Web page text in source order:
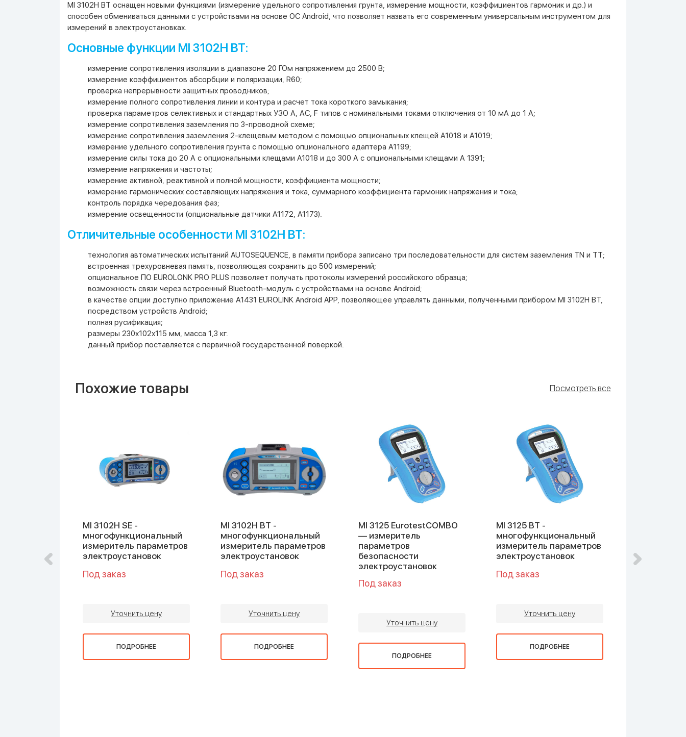
MI 3102H BT оснащен новыми функциями (измерение удельного сопротивления грунта, измерение мощности, коэффициентов гармоник и др.) и
способен обмениваться данными с устройствами на основе ОС Android, что позволяет назвать его современным универсальным инструментом для
измерений в электроустановках.
Основные функции MI 3102H BT:
измерение сопротивления изоляции в диапазоне 20 ГОм напряжением до 2500 В;
измерение коэффициентов абсорбции и поляризации, R60;
проверка непрерывности защитных проводников;
измерение полного сопротивления линии и контура и расчет тока короткого замыкания;
проверка параметров селективных и стандартных УЗО А, АС, F типов с номинальными токами отключения от 10 мА до 1 А;
измерение сопротивления заземления по 3-проводной схеме;
измерение сопротивления заземления 2-клещевым методом с помощью опциональных клещей А1018 и А1019;
измерение удельного сопротивления грунта с помощью опционального адаптера А1199;
измерение силы тока до 20 А с опциональными клещами А1018 и до 300 А с опциональными клещами А 1391;
измерение напряжения и частоты;
измерение активной, реактивной и полной мощности, коэффициента мощности;
измерение гармонических составляющих напряжения и тока, суммарного коэффициента гармоник напряжения и тока;
контроль порядка чередования фаз;
измерение освещенности (опциональные датчики А1172, А1173).
Отличительные особенности MI 3102H BT:
технология автоматических испытаний AUTOSEQUENCE, в памяти прибора записано три последовательности для систем заземления TN и TT;
встроенная трехуровневая память, позволяющая сохранить до 500 измерений;
опциональное ПО EUROLONK PRO PLUS позволяет получать протоколы измерений российского образца;
возможность связи через встроенный Bluetooth-модуль с устройствами на основе Android;
в качестве опции доступно приложение А1431 EUROLINK Android APP, позволяющее управлять данными, полученными прибором MI 3102H BT,
посредством устройств Android;
полная русификация;
размеры 230х102х115 мм, масса 1,3 кг.
данный прибор поставляется с первичной государственной поверкой.
Похожие товары Посмотреть все
MI 3102H SE -
многофункциональный
измеритель параметров
электроустановок
Под заказ
Уточнить цену
ПОДРОБНЕЕ
MI 3102H BT -
многофункциональный
измеритель параметров
электроустановок
Под заказ
Уточнить цену
ПОДРОБНЕЕ
MI 3125 EurotestCOMBO
— измеритель
параметров
безопасности
электроустановок
Под заказ
Уточнить цену
ПОДРОБНЕЕ
MI 3125 BT -
многофункциональный
измеритель параметров
электроустановок
Под заказ
Уточнить цену
ПОДРОБНЕЕ